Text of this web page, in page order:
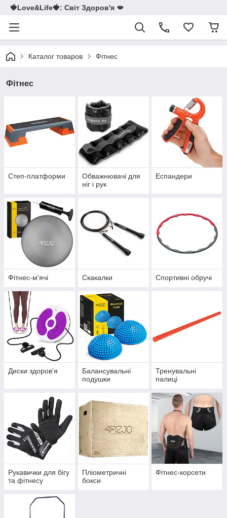
🍓Love&Life🍓: Світ Здоров'я 💋
Каталог товаров Фітнес
Фітнес
Степ-платформи
Обважнювачі для
ніг і рук
Еспандери
Фітнес-м'ячі Скакалки Спортивні обручі
Диски здоров'я
Балансувальні
подушки
Тренувальні
палиці
Рукавички для бігу
та фітнесу
Пліометричні
бокси
Фітнес-корсети